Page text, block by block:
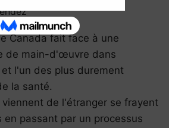
Canada fait face à une
de main-d'œuvre dans
l'un des plus durement
la santé.
de l'étranger se frayent
en passant par un processus